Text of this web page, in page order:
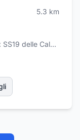
5.3 km
Strada Provinciale 241 ex SS19 delle Calabrie, km 134, km 134, Aprigliano